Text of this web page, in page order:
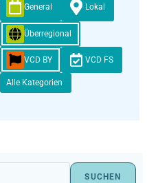
General Lokal
Überregional
VCD BY VCD FS
Alle Kategorien
SUCHEN